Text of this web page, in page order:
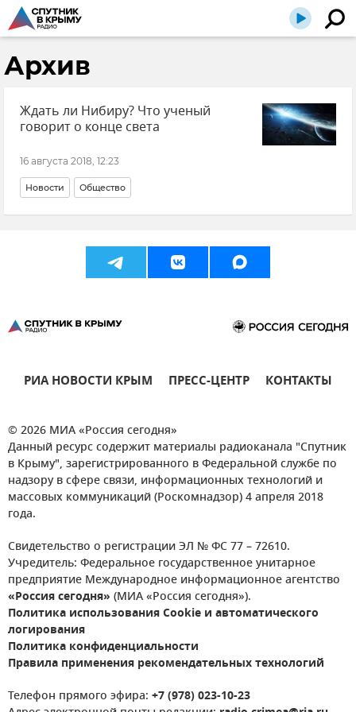
Архив
Ждать ли Нибиру? Что ученый
говорит о конце света
16 августа 2018, 12:23
Новости Общество
РИА НОВОСТИ КРЫМ ПРЕСС-ЦЕНТР КОНТАКТЫ
© 2026 МИА «Россия сегодня»
Данный ресурс содержит материалы радиоканала "Спутник
в Крыму", зарегистрированного в Федеральной службе по
надзору в сфере связи, информационных технологий и
массовых коммуникаций (Роскомнадзор) 4 апреля 2018
года.
Свидетельство о регистрации ЭЛ № ФС 77 – 72610.
Учредитель: Федеральное государственное унитарное
предприятие Международное информационное агентство
«Россия сегодня» (МИА «Россия сегодня»).
Политика использования Cookie и автоматического
логирования
Политика конфиденциальности
Правила применения рекомендательных технологий
Телефон прямого эфира: +7 (978) 023-10-23